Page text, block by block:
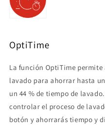
OptiTime
La función OptiTime
lavado para ahorrar hasta
un 44 % de tiempo de
controlar el proceso de
botón y ahorrarás tiempo y